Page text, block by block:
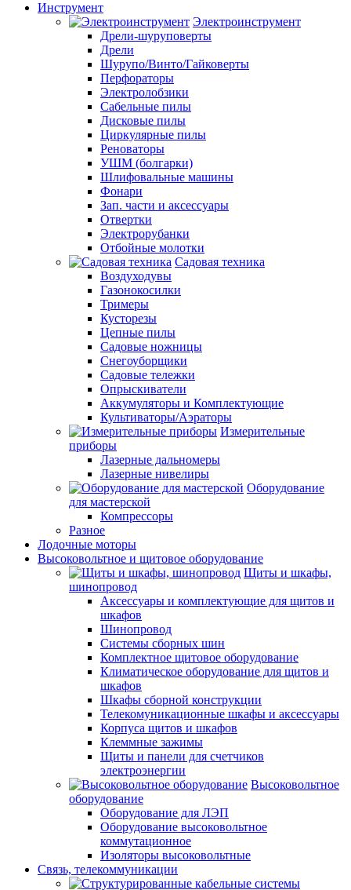
Инструмент
Электроинструмент
Дрели-шуруповерты
Дрели
Шурупо/Винто/Гайковерты
Перфораторы
Электролобзики
Сабельные пилы
Дисковые пилы
Циркулярные пилы
Реноваторы
УШМ (болгарки)
Шлифовальные машины
Фонари
Зап. части и аксессуары
Отвертки
Электрорубанки
Отбойные молотки
Садовая техника
Воздуходувы
Газонокосилки
Тримеры
Кусторезы
Цепные пилы
Садовые ножницы
Снегоуборщики
Садовые тележки
Опрыскиватели
Аккумуляторы и Комплектующие
Культиваторы/Аэраторы
Измерительные
приборы
Лазерные дальномеры
Лазерные нивелиры
Оборудование
для мастерской
Компрессоры
Разное
Лодочные моторы
Высоковольтное и щитовое оборудование
Щиты и шкафы,
шинопровод
Аксессуары и комплектующие для щитов и
шкафов
Шинопровод
Системы сборных шин
Комплектное щитовое оборудование
Климатическое оборудование для щитов и
шкафов
Шкафы сборной конструкции
Телекомуникационные шкафы и аксессуары
Корпуса щитов и шкафов
Клеммные зажимы
Щиты и панели для счетчиков
электроэнергии
Высоковольтное
оборудование
Оборудование для ЛЭП
Оборудование высоковольтное
коммутационное
Изоляторы высоковольтные
Связь, телекоммуникации